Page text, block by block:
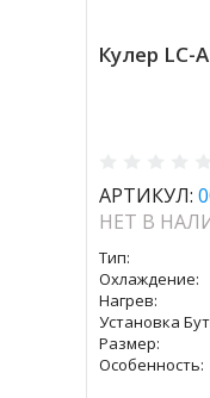
Кулер LC-
АРТИКУЛ:
НЕТ В
Тип:
Охлаждение:
Нагрев:
Установка
Размер:
Особенность: